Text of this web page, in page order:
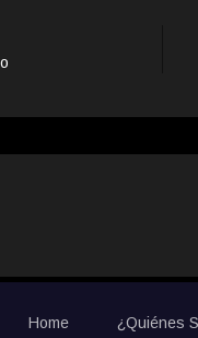
Home ¿Quiénes